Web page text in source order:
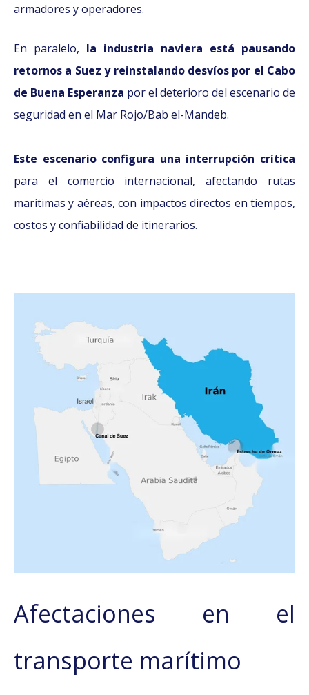
armadores y operadores.
En paralelo, la industria naviera está pausando
retornos a Suez y reinstalando desvíos por el Cabo
de Buena Esperanza por el deterioro del escenario de
seguridad en el Mar Rojo/Bab el-Mandeb.
Este escenario configura una interrupción crítica
para el comercio internacional, afectando rutas
marítimas y aéreas, con impactos directos en tiempos,
costos y confiabilidad de itinerarios.
Afectaciones en el
transporte marítimo